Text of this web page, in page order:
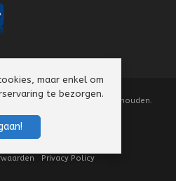
Alle rechten voorbehouden.
Privacy Policy
maar enkel om
te bezorgen.